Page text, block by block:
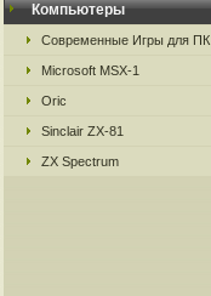
Компьютеры
Современные Игры для ПК
Microsoft MSX-1
Oric
Sinclair ZX-81
ZX Spectrum